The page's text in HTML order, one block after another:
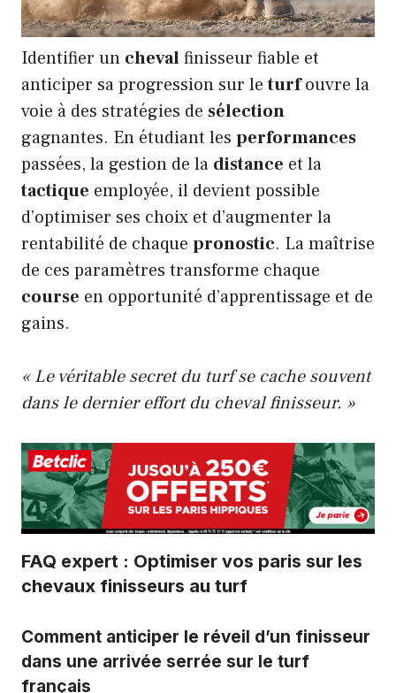
Identifier un chevalfinisseur fiable et
anticiper sa progression sur leturfouvre la
voie à des stratégies de sélection
gagnantes. En étudiant les performances
passées, la gestion de la distance et la
tactique employée, il devient possible
d’optimiser ses choix et d’augmenter la
rentabilité de chaque pronostic. La maîtrise
de ces paramètres transforme chaque
course en opportunité d’apprentissage et de
gains.
« Le véritable secret du turf se cache souvent
dans le dernier effort du cheval finisseur. »
FAQ expert : Optimiser vos paris sur les
chevaux finisseurs au turf
Comment anticiper le réveil d’un finisseur
dans une arrivée serrée sur le turf
français